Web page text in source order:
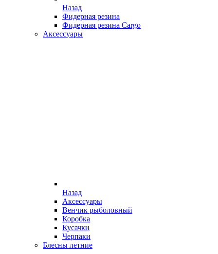
Назад
Фидерная резина
Фидерная резина Cargo
Аксессуары
Назад
Аксессуары
Венчик рыболовный
Коробка
Кусачки
Черпаки
Блесны летние